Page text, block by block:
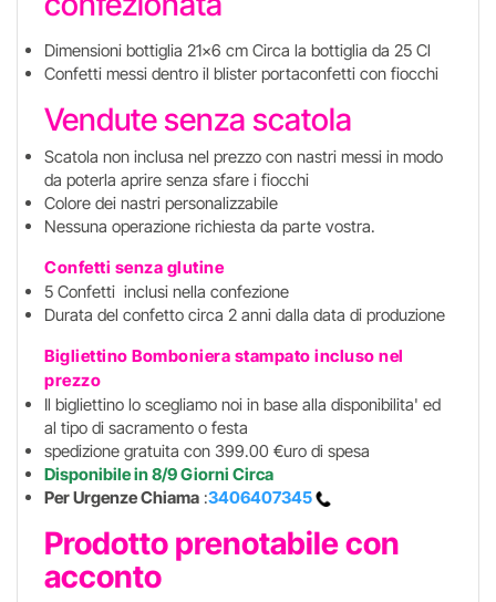
Dimensioni bottiglia 21x6 cm Circa la bottiglia da 25 Cl
Confetti messi dentro il blister portaconfetti con fiocchi
Vendute senza scatola
Scatola non inclusa nel prezzo con nastri messi in modo
da poterla aprire senza sfare i fiocchi
Colore dei nastri personalizzabile
Nessuna operazione richiesta da parte vostra.
Confetti senza glutine
5 Confetti inclusi nella confezione
Durata del confetto circa 2 anni dalla data di produzione
Bigliettino Bomboniera stampato incluso nel
prezzo
Il bigliettino lo scegliamo noi in base alla disponibilita' ed
al tipo di sacramento o festa
spedizione gratuita con 399.00 €uro di spesa
Disponibile in 8/9 Giorni Circa
Per Urgenze Chiama :3406407345
Prodotto prenotabile con
acconto